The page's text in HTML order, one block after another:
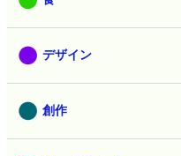
デザイン
創作